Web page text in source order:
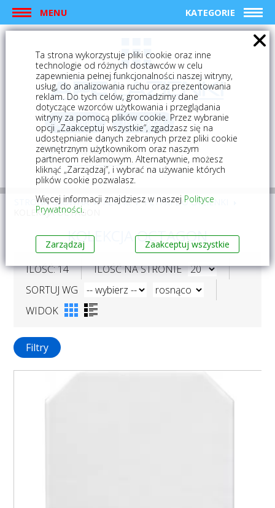
MENU KATEGORIE
logowanie rejestracja
Mój koszyk (0)
STRONA GŁÓWNA PŁYTKI
PŁYTKI DO ŁAZIENKI
KOLEKCJA OCTAGON
KOLEKCJA OCTAGON
ILOŚĆ: 14
ILOŚĆ NA STRONIE
SORTUJ WG
WIDOK
Filtry
Ta strona wykorzystuje pliki cookie oraz inne
technologie od różnych dostawców w celu
zapewnienia pełnej funkcjonalności naszej witryny,
usług, do analizowania ruchu oraz prezentowania
reklam. Do tych celów, gromadzimy dane
dotyczące wzorców użytkowania i przeglądania
witryny za pomocą plików cookie. Przez wybranie
opcji „Zaakceptuj wszystkie”, zgadzasz się na
udostępnianie danych zebranych przez pliki cookie
zewnętrznym użytkownikom oraz naszym
partnerom reklamowym. Alternatywnie, możesz
kliknąć „Zarządzaj”, i wybrać na używanie których
plików cookie pozwalasz.
Więcej informacji znajdziesz w naszej Polityce
Prywatności.
Zarządzaj Zaakceptuj wszystkie